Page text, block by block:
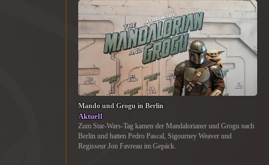
Mando und Grogu in Berlin
Aktuell
Zum Star-Wars-Tag kamen der Mandalorianer und Grogu nach
Berlin und hatten Pedro Pascal, Sigourney Weaver und
Regisseur Jon Favreau im Gepäck.